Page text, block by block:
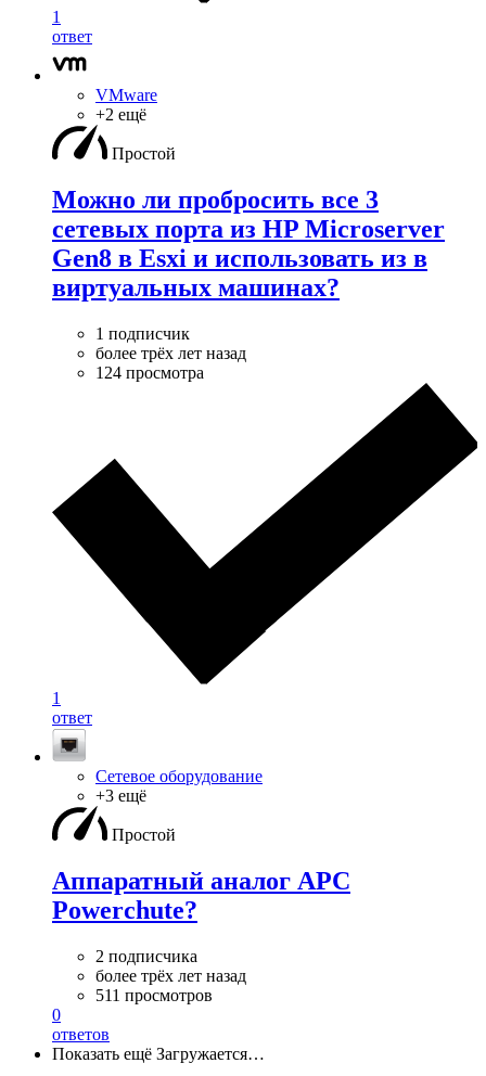
1
ответ
VMware
+2 ещё
Простой
Можно ли пробросить все 3
сетевых порта из HP Microserver
Gen8 в Esxi и использовать из в
виртуальных машинах?
1 подписчик
более трёх лет назад
124 просмотра
1
ответ
Сетевое оборудование
+3 ещё
Простой
Аппаратный аналог APC
Powerchute?
2 подписчика
более трёх лет назад
511 просмотров
0
ответов
Показать ещё Загружается…